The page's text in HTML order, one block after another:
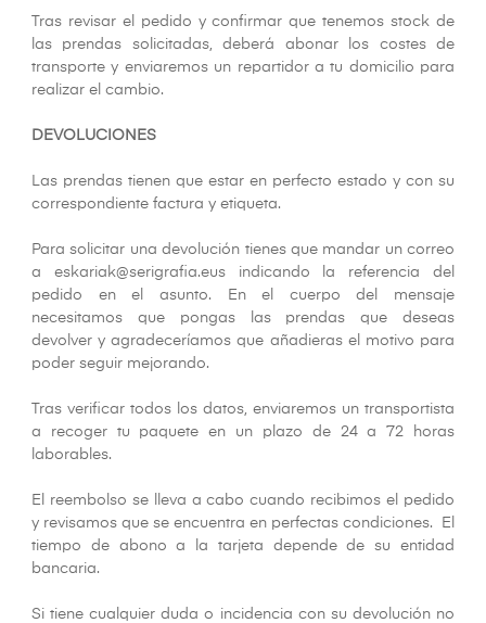
Tras revisar el pedido y confirmar que tenemos stock de
las prendas solicitadas, deberá abonar los costes de
transporte y enviaremos un repartidor a tu domicilio para
realizar el cambio.
DEVOLUCIONES
Las prendas tienen que estar en perfecto estado y con su
correspondiente factura y etiqueta.
Para solicitar una devolución tienes que mandar un correo
a eskariak@serigrafia.eus indicando la referencia del
pedido en el asunto. En el cuerpo del mensaje
necesitamos que pongas las prendas que deseas
devolver y agradeceríamos que añadieras el motivo para
poder seguir mejorando.
Tras verificar todos los datos, enviaremos un transportista
a recoger tu paquete en un plazo de 24 a 72 horas
laborables.
El reembolso se lleva a cabo cuando recibimos el pedido
y revisamos que se encuentra en perfectas condiciones. El
tiempo de abono a la tarjeta depende de su entidad
bancaria.
Si tiene cualquier duda o incidencia con su devolución no